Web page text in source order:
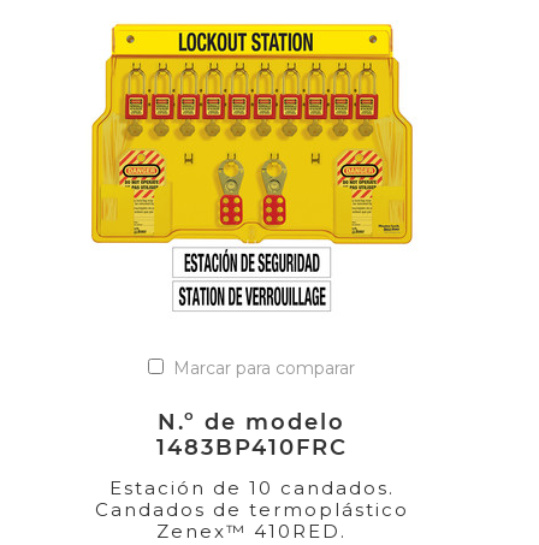
Marcar para comparar
N.º de modelo
1483BP410FRC
Estación de 10 candados.
Candados de termoplástico
Zenex™ 410RED.